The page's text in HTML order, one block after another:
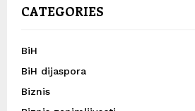
CATEGORIES
BiH
BiH dijaspora
Biznis